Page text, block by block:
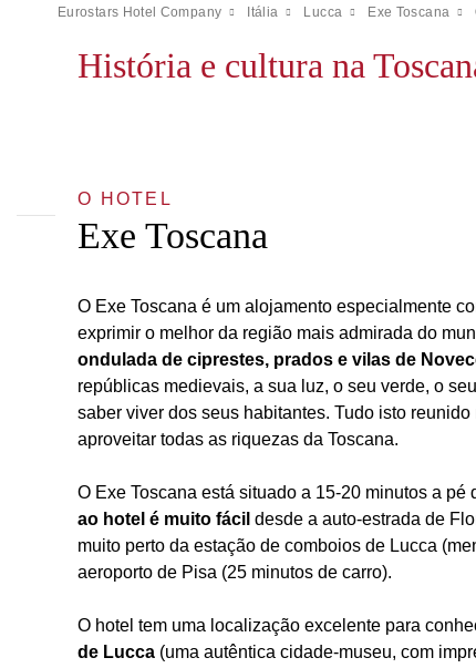
Eurostars Hotel Company Itália Lucca Exe Toscana
História e cultura na
O HOTEL
Exe Toscana
O Exe Toscana é um alojamento especialmente
exprimir o melhor da região mais admirada do
ondulada de ciprestes, prados e vilas de
repúblicas medievais, a sua luz, o seu verde, o
saber viver dos seus habitantes. Tudo isto
aproveitar todas as riquezas da Toscana.
O Exe Toscana está situado a 15-20 minutos a pé
ao hotel é muito fácil desde a auto-estrada de
muito perto da estação de comboios de Lucca
aeroporto de Pisa (25 minutos de carro).
O hotel tem uma localização excelente para
de Lucca (uma autêntica cidade-museu, com